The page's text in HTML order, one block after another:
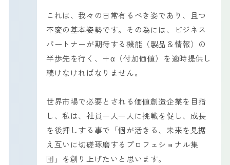
これは、我々の日常有るべき姿であり、且つ
不変の基本姿勢です。その為には、ビジネス
パートナーが期待する機能（製品＆情報）の
半歩先を行く、＋α（付加価値）を適時提供し
続けなければなりません。
世界市場で必要とされる価値創造企業を目指
し、私は、社員一人一人に挑戦を促し、成長
を後押しする事で「個が活きる、未来を見据
え互いに切磋琢磨するプロフェショナル集
団」を創り上げたいと思います。